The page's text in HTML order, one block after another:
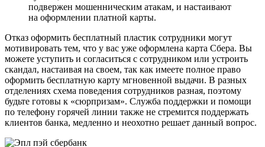
подвержен мошенническим атакам, и настаивают
на оформлении платной карты.
Отказ оформить бесплатный пластик сотрудники могут
мотивировать тем, что у вас уже оформлена карта Сбера. Вы
можете уступить и согласиться с сотрудником или устроить
скандал, настаивая на своем, так как имеете полное право
оформить бесплатную карту мгновенной выдачи. В разных
отделениях схема поведения сотрудников разная, поэтому
будьте готовы к «сюрпризам». Служба поддержки и помощи
по телефону горячей линии также не стремится поддержать
клиентов банка, медленно и неохотно решает данный вопрос.